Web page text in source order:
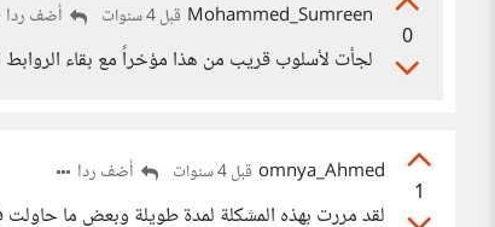
0
Mohammed_Sumreen قبل 4 سنوات أضف ردا
لجأت لأسلوب قريب من هذا مؤخراً مع بقاء
1
omnya_Ahmed قبل 4 سنوات أضف ردا
لقد مررت بهذه المشكلة لمدة طويلة وبعض ما حاولت